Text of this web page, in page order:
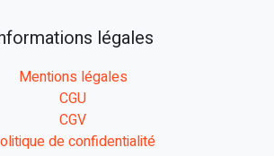
légales
Mentions légales
CGU
CGV
de confidentialité